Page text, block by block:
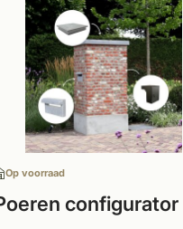
Op voorraad
configurator